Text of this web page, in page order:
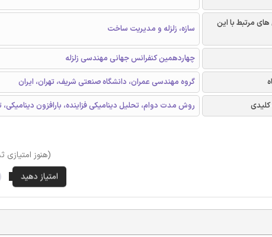
مرتبط با این
سازه، زلزله و مدیریت ساخت
چهاردهمین کنفرانس جهانی مهندسی زلزله
گروه مهندسی عمران، دانشگاه صنعتی شریف، تهران، ایران
روش مدت دوام، تحلیل دینامیکی فزاینده، بارافزون
(هنوز